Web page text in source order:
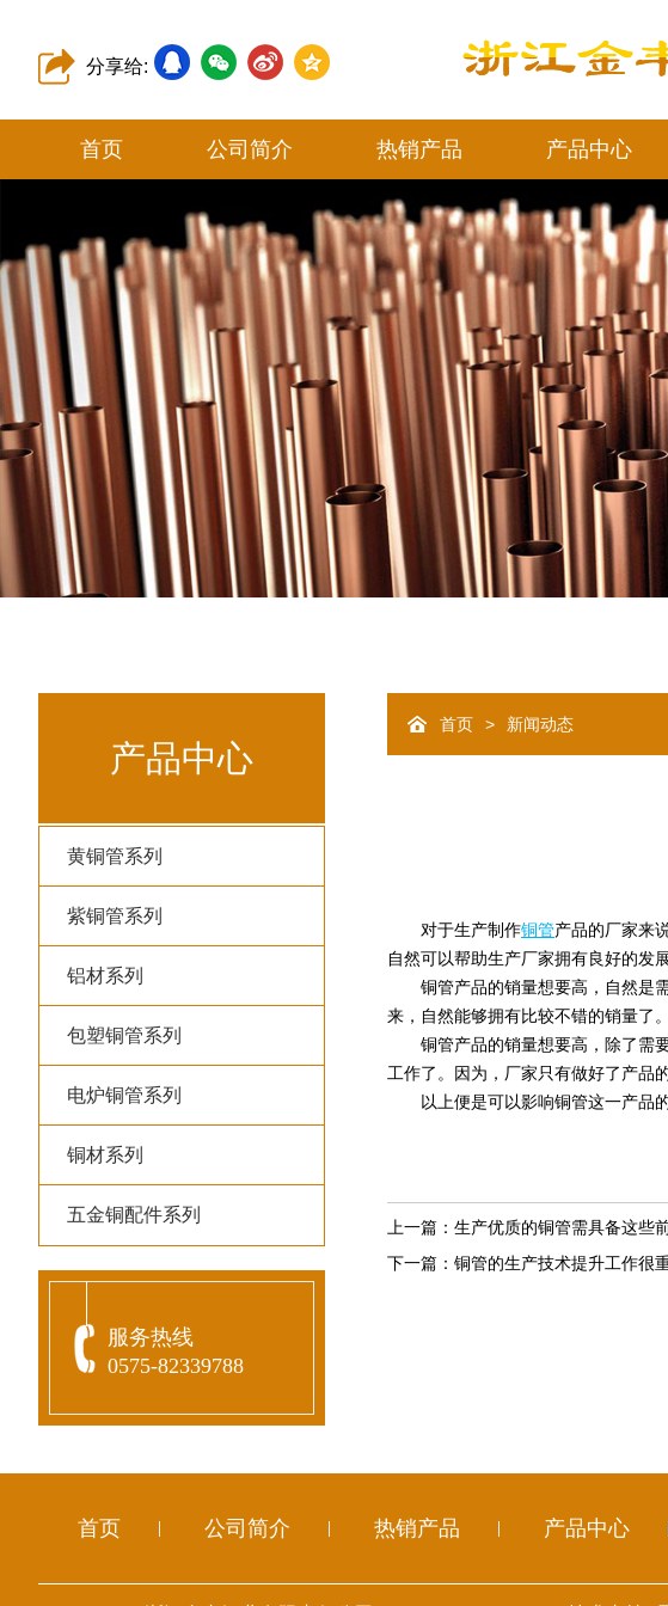
分享给:
首页 公司简介 热销产品 产品中心
产品中心
黄铜管系列
紫铜管系列
铝材系列
包塑铜管系列
电炉铜管系列
铜材系列
五金铜配件系列
服务热线
0575-82339788
首页 > 新闻动态
对于生产制作铜管产品的厂家来
自然可以帮助生产厂家拥有良好的发
铜管产品的销量想要高，自然是需
来，自然能够拥有比较不错的销量了。
铜管产品的销量想要高，除了需要
工作了。因为，厂家只有做好了产品
以上便是可以影响铜管这一产品的
上一篇： 生产优质的铜管需具备这些
下一篇： 铜管的生产技术提升工作很
首页 公司简介 热销产品 产品中心